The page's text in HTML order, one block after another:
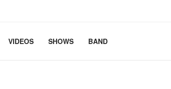
PREEMPT_DYNAMIC Debian 6.12.41-1
VIDEOS SHOWS BAND